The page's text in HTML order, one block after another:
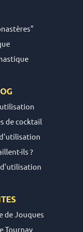
de cocktail
ils ?
d'utilisation
de Jouques
Tournay